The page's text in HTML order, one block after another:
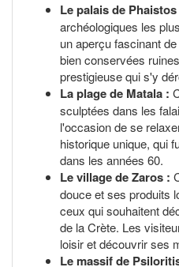
Le palais de
archéologiques les
un aperçu fascinant
bien conservées
prestigieuse qui s'y
La plage de Matala :
sculptées dans les
l'occasion de se
historique unique, qui
dans les années 60.
Le village de Zaros :
douce et ses produits
ceux qui souhaitent
de la Crète. Les
loisir et découvrir ses
Le massif de